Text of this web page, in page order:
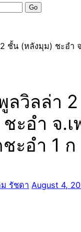
ลวิลล่า
ะอำ จ.
ะอำ 1 ก
รัชดา August 4,